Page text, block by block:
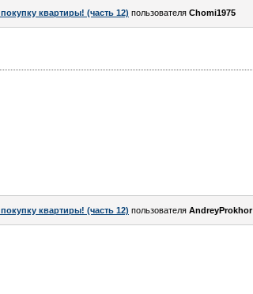
квартиры! (часть 12) пользователя Chomi1975
квартиры! (часть 12) пользователя AndreyProkhor